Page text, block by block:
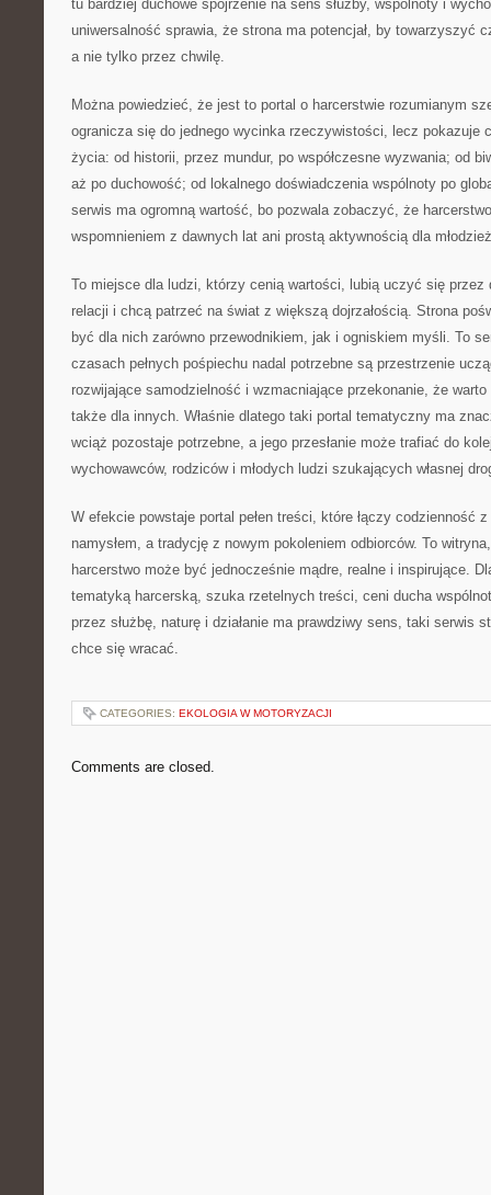
tu bardziej duchowe spojrzenie na sens służby, wspólnoty i
uniwersalność sprawia, że strona ma potencjał, by towarzyszyć
a nie tylko przez chwilę.
Można powiedzieć, że jest to portal o harcerstwie rozumianym
ogranicza się do jednego wycinka rzeczywistości, lecz pokazuje
życia: od historii, przez mundur, po współczesne wyzwania; od
aż po duchowość; od lokalnego doświadczenia wspólnoty po
serwis ma ogromną wartość, bo pozwala zobaczyć, że
wspomnieniem z dawnych lat ani prostą aktywnością dla
To miejsce dla ludzi, którzy cenią wartości, lubią uczyć się przez
relacji i chcą patrzeć na świat z większą dojrzałością. Strona
być dla nich zarówno przewodnikiem, jak i ogniskiem myśli. To
czasach pełnych pośpiechu nadal potrzebne są przestrzenie
rozwijające samodzielność i wzmacniające przekonanie, że
także dla innych. Właśnie dlatego taki portal tematyczny ma
wciąż pozostaje potrzebne, a jego przesłanie może trafiać do
wychowawców, rodziców i młodych ludzi szukających własnej
W efekcie powstaje portal pełen treści, które łączy codzienność
namysłem, a tradycję z nowym pokoleniem odbiorców. To
harcerstwo może być jednocześnie mądre, realne i inspirujące.
tematyką harcerską, szuka rzetelnych treści, ceni ducha
przez służbę, naturę i działanie ma prawdziwy sens, taki serwis
chce się wracać.
CATEGORIES: EKOLOGIA W MOTORYZACJI
Comments are closed.